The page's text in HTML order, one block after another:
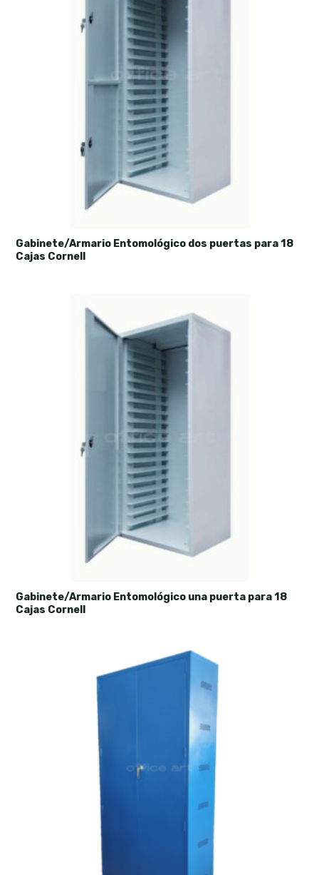
Gabinete/Armario Entomológico dos puertas para 18
Cajas Cornell
Gabinete/Armario Entomológico una puerta para 18
Cajas Cornell